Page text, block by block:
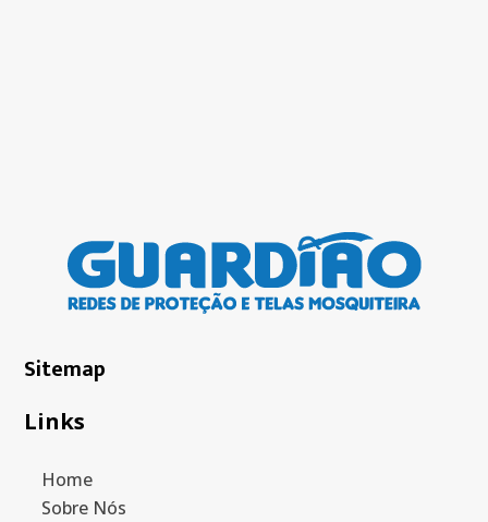
Sitemap
Links
Home
Sobre Nós